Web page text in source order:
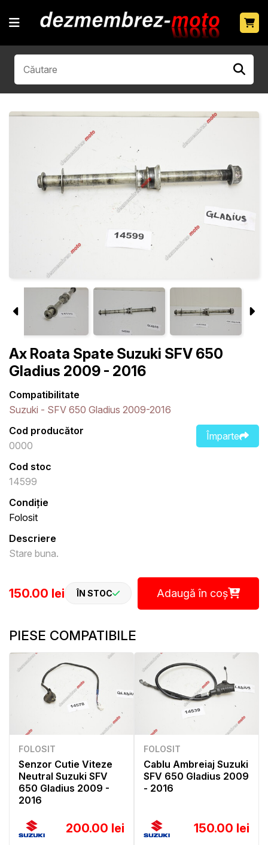
Ax Roata Spate Suzuki SFV 650
Gladius 2009 - 2016
Compatibilitate
Suzuki - SFV 650 Gladius 2009-2016
Împarte
Cod producător
0000
Cod stoc
14599
Condiție
Folosit
Descriere
Stare buna.
150.00 lei ÎN STOC Adaugă în coș
PIESE COMPATIBILE
FOLOSIT
Senzor Cutie Viteze
Neutral Suzuki SFV
650 Gladius 2009 -
2016
200.00 lei
FOLOSIT
Cablu Ambreiaj Suzuki
SFV 650 Gladius 2009
- 2016
150.00 lei